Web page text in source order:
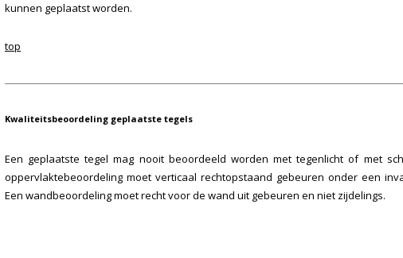
kunnen geplaatst worden.
top
Kwaliteitsbeoordeling geplaatste tegels
Een geplaatste tegel mag nooit beoordeeld worden met tegenlicht of met
oppervlaktebeoordeling moet verticaal rechtopstaand gebeuren onder een
Een wandbeoordeling moet recht voor de wand uit gebeuren en niet zijdelings.